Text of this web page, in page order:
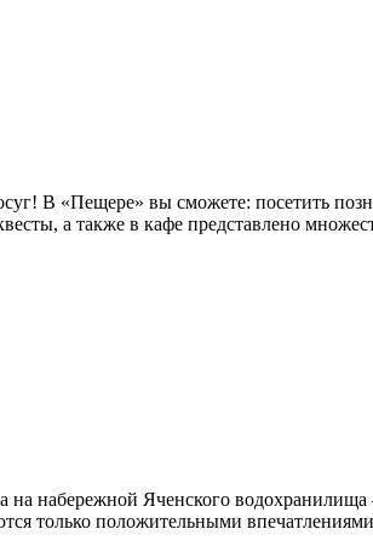
В «Пещере» вы сможете: посетить
а также в кафе представлено
на набережной Яченского
только положительными